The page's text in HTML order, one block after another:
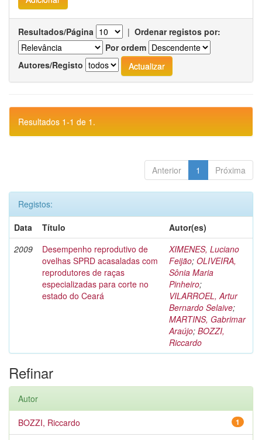
Resultados/Página | Ordenar registos por:
Por ordem
Autores/Registo
Resultados 1-1 de 1.
Anterior 1 Próxima
Registos:
Data
Título
Autor(es)
2009
Desempenho reprodutivo de
ovelhas SPRD acasaladas com
reprodutores de raças
especializadas para corte no
estado do Ceará
XIMENES, Luciano
Feijão; OLIVEIRA,
Sônia Maria
Pinheiro;
VILARROEL, Artur
Bernardo Selaive;
MARTINS, Gabrimar
Araújo; BOZZI,
Riccardo
Refinar
Autor
1
BOZZI, Riccardo